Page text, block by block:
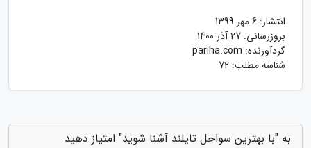
انتشار: 6 مهر 1399
بروزرسانی: 27 آذر 1400
گردآورنده: pariha.com
شناسه مطلب: 72
به "با بهترین سواحل تایلند آشنا شوید" امتیاز دهید